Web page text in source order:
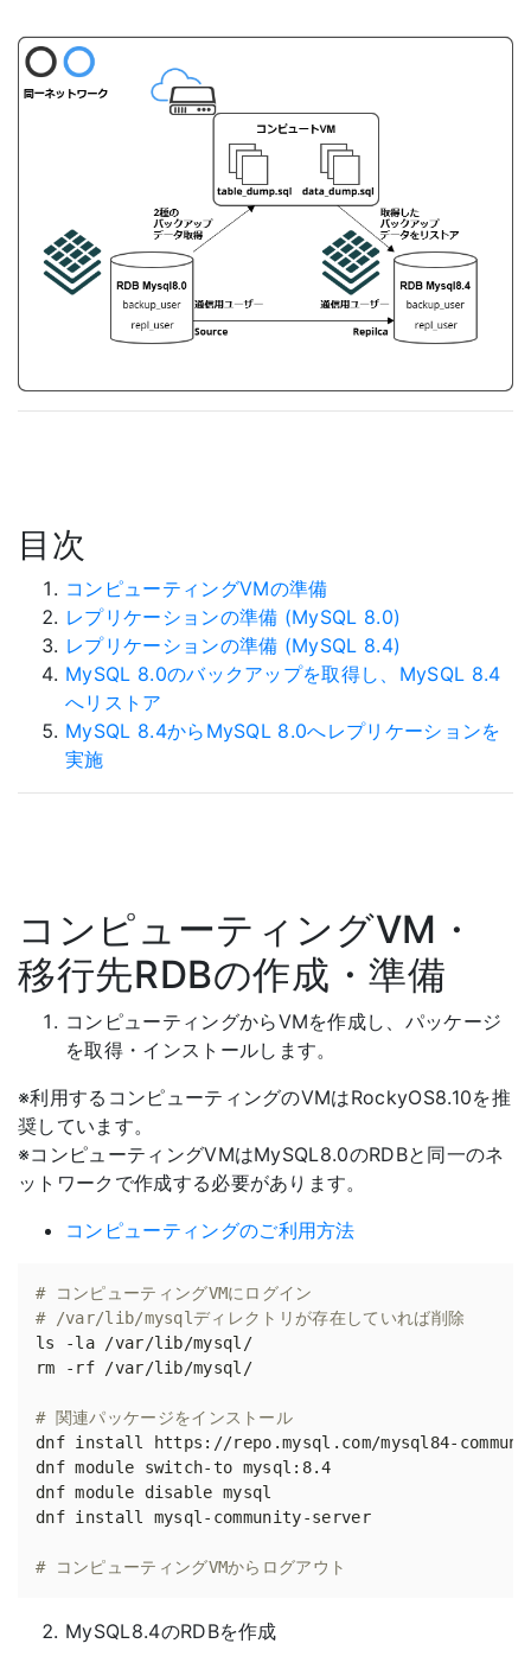
目次
コンピューティングVMの準備
レプリケーションの準備 (MySQL 8.0)
レプリケーションの準備 (MySQL 8.4)
MySQL 8.0のバックアップを取得し、MySQL 8.4
へリストア
MySQL 8.4からMySQL 8.0へレプリケーションを
実施
コンピューティングVM・
移行先RDBの作成・準備
コンピューティングからVMを作成し、パッケージ
を取得・インストールします。
※利用するコンピューティングのVMはRockyOS8.10を推
奨しています。
※コンピューティングVMはMySQL8.0のRDBと同一のネ
ットワークで作成する必要があります。
コンピューティングのご利用方法
# コンピューティングVMにログイン
# /var/lib/mysqlディレクトリが存在していれば削除
# 関連パッケージをインストール
dnf install mysql-community-server
# コンピューティングVMからログアウト
MySQL8.4のRDBを作成